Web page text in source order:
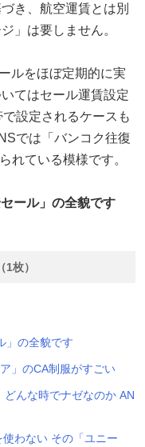
き、航空運賃とは別
」は要しません。
ルをほぼ定期的に実
てはセール運賃設定
設定されるケースも
では「バンコク往復
れている模様です。
ール」の全貌です
枚）
」の全貌です
」のCA制服がすごい
んな時でナゼなのか AN
わない その「ユニー